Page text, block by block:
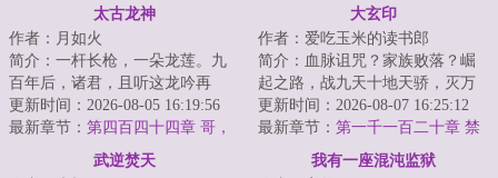
太古龙神
作者：月如火
简介：一杆长枪，一朵龙莲。九
百年后，诸君，且听这龙吟再
起！...
更新时间：2026-08-05 16:19:56
最新章节： 第四百四十四章 哥，
大玄印
作者：爱吃玉米的读书郎
简介：血脉诅咒？家族败落？崛
起之路，战九天十地天骄，灭万
千世界妖魔。这一刻，武书是前
所未有的淡然，...
更新时间：2026-08-07 16:25:12
最新章节： 第一千一百二十章 禁
武逆焚天
我有一座混沌监狱